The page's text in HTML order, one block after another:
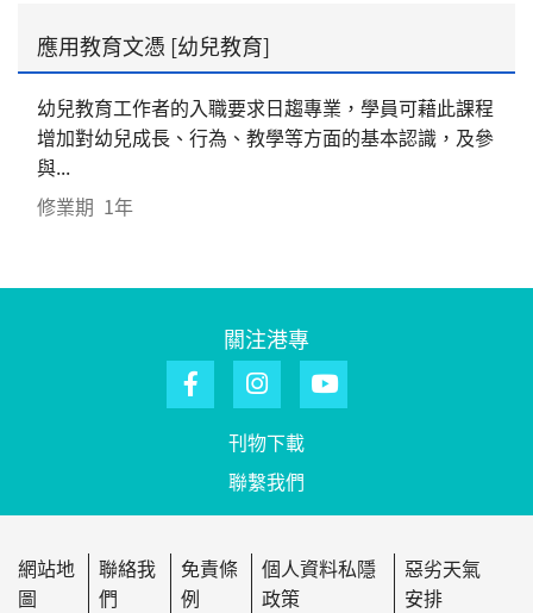
應用教育文憑 [幼兒教育]
幼兒教育工作者的入職要求日趨專業，學員可藉此課程
增加對幼兒成長、行為、教學等方面的基本認識，及參
與...
修業期 1年
關注港專
刊物下載
聯繫我們
網站地
圖
聯絡我
們
免責條
例
個人資料私隱
政策
惡劣天氣
安排